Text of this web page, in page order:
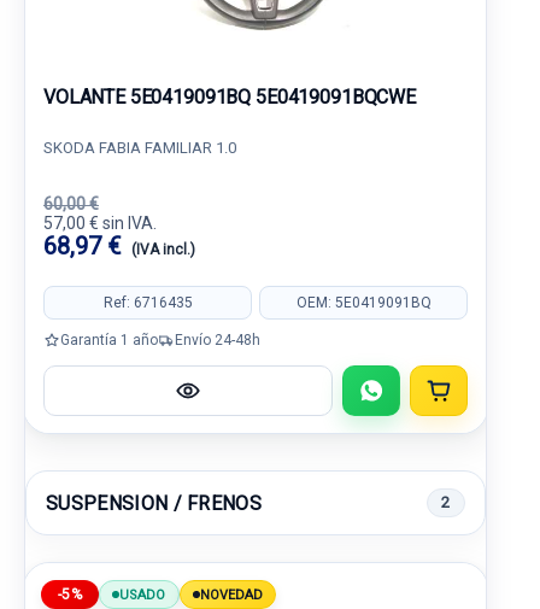
VOLANTE 5E0419091BQ 5E0419091BQCWE
SKODA FABIA FAMILIAR 1.0
60,00 €
57,00 € sin IVA.
68,97 € (IVA incl.)
Ref: 6716435 OEM: 5E0419091BQ
Garantía 1 año Envío 24-48h
SUSPENSION / FRENOS 2
-5% USADO NOVEDAD